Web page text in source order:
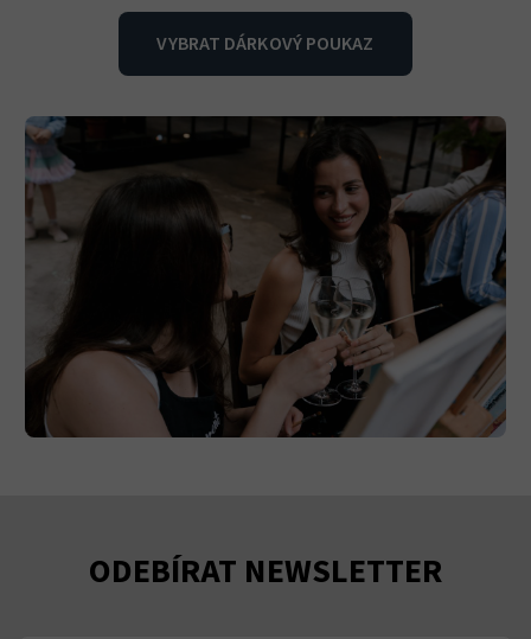
VYBRAT DÁRKOVÝ POUKAZ
ODEBÍRAT NEWSLETTER